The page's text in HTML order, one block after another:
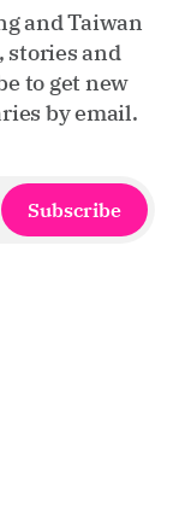
and Taiwan
stories and
to get new
by email.
Subscribe